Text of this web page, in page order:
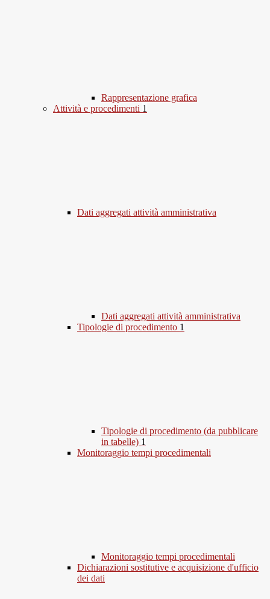
Rappresentazione grafica
Attività e procedimenti 1
Dati aggregati attività amministrativa
Dati aggregati attività amministrativa
Tipologie di procedimento 1
Tipologie di procedimento (da pubblicare
in tabelle) 1
Monitoraggio tempi procedimentali
Monitoraggio tempi procedimentali
Dichiarazioni sostitutive e acquisizione d'ufficio
dei dati